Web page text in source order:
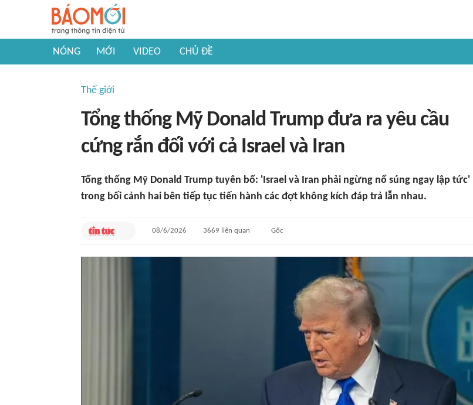
NÓNG MỚI VIDEO CHỦ ĐỀ
Thế giới
Tổng thống Mỹ Donald Trump đưa ra yêu cầu
cứng rắn đối với cả Israel và Iran
Tổng thống Mỹ Donald Trump tuyên bố: 'Israel và Iran phải ngừng nổ súng ngay lập tức'
trong bối cảnh hai bên tiếp tục tiến hành các đợt không kích đáp trả lẫn nhau.
08/6/2026 3669 liên quan Gốc